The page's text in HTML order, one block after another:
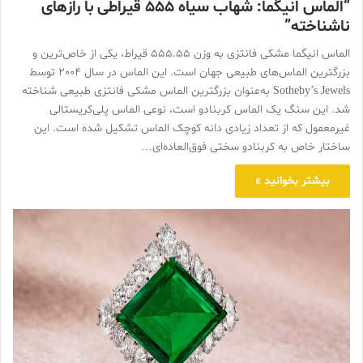
“الماس انیگما: شهاب سیاه 555 قیراطی با رازهای
ناشناخته”
الماس انیگما مشکی فانتزی به وزن 555.55 قیراط، یکی از خاص‌ترین و
بزرگترین الماس‌های طبیعی جهان است. این الماس در سال 2004 توسط
Sotheby’s Jewels به‌عنوان بزرگترین الماس مشکی فانتزی طبیعی شناخته
شد. این سنگ یک الماس کربنادو است، نوعی الماس پلی‌کریستالی
غیرمعمول که از تعداد زیادی دانه کوچک الماس تشکیل شده است. این
ساختار خاص به کربنادو سختی فوق‌العاده‌ای…
بیشتر بخوانید »